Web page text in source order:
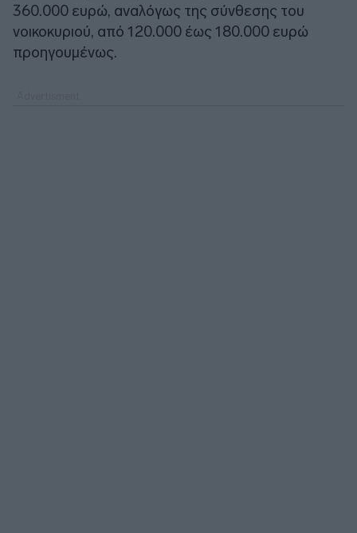
360.000 ευρώ, αναλόγως της σύνθεσης του
νοικοκυριού, από 120.000 έως 180.000 ευρώ
προηγουμένως.